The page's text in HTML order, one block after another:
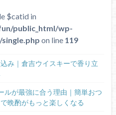
$catid in
public_html/wp-
on line 119
み｜倉吉ウイスキーで香り立
ルが最強に合う理由｜簡単おつ
晩酌がもっと楽しくなる